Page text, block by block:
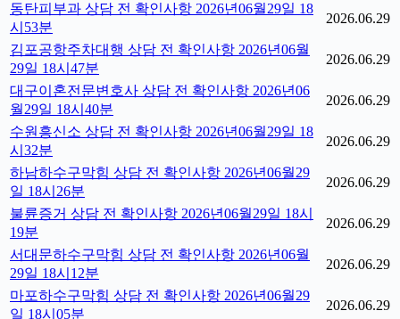
동탄피부과 상담 전 확인사항 2026년06월29일 18
시53분
2026.06.29
김포공항주차대행 상담 전 확인사항 2026년06월
29일 18시47분
2026.06.29
대구이혼전문변호사 상담 전 확인사항 2026년06
월29일 18시40분
2026.06.29
수원흥신소 상담 전 확인사항 2026년06월29일 18
시32분
2026.06.29
하남하수구막힘 상담 전 확인사항 2026년06월29
일 18시26분
2026.06.29
불륜증거 상담 전 확인사항 2026년06월29일 18시
19분
2026.06.29
서대문하수구막힘 상담 전 확인사항 2026년06월
29일 18시12분
2026.06.29
마포하수구막힘 상담 전 확인사항 2026년06월29
일 18시05분
2026.06.29